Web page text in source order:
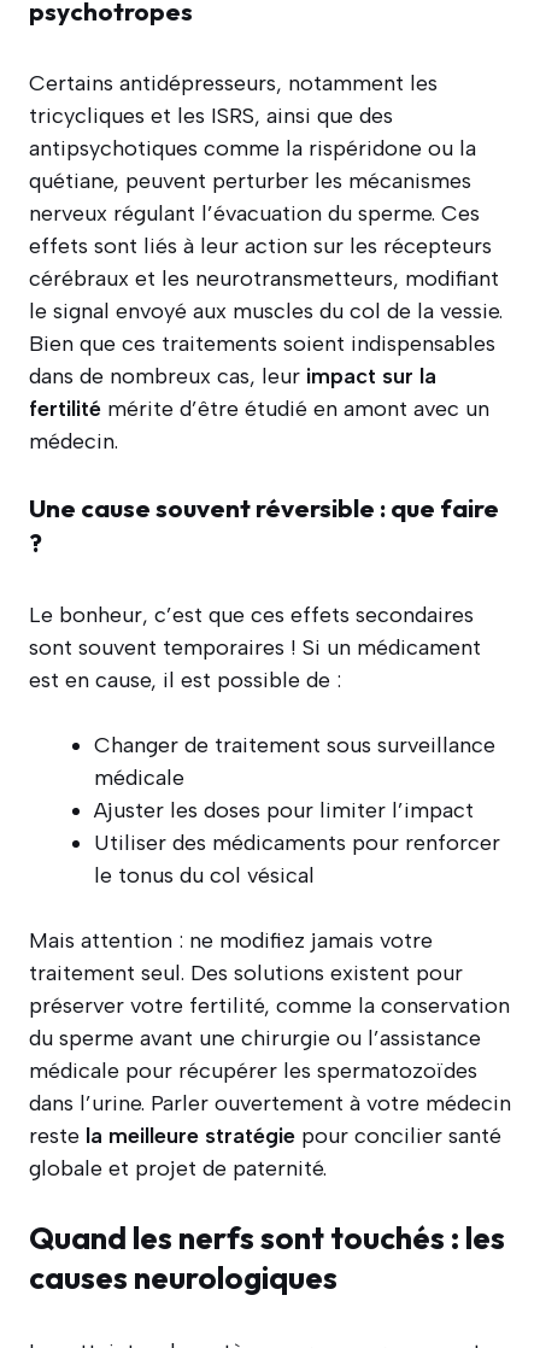
psychotropes
Certains antidépresseurs, notamment les
tricycliques et les ISRS, ainsi que des
antipsychotiques comme la rispéridone ou la
quétiane, peuvent perturber les mécanismes
nerveux régulant l’évacuation du sperme. Ces
effets sont liés à leur action sur les récepteurs
cérébraux et les neurotransmetteurs, modifiant
le signal envoyé aux muscles du col de la vessie.
Bien que ces traitements soient indispensables
dans de nombreux cas, leur impact sur la
fertilité mérite d’être étudié en amont avec un
médecin.
Une cause souvent réversible : que faire
?
Le bonheur, c’est que ces effets secondaires
sont souvent temporaires ! Si un médicament
est en cause, il est possible de :
Changer de traitement sous surveillance
médicale
Ajuster les doses pour limiter l’impact
Utiliser des médicaments pour renforcer
le tonus du col vésical
Mais attention : ne modifiez jamais votre
traitement seul. Des solutions existent pour
préserver votre fertilité, comme la conservation
du sperme avant une chirurgie ou l’assistance
médicale pour récupérer les spermatozoïdes
dans l’urine. Parler ouvertement à votre médecin
reste la meilleure stratégie pour concilier santé
globale et projet de paternité.
Quand les nerfs sont touchés : les
causes neurologiques